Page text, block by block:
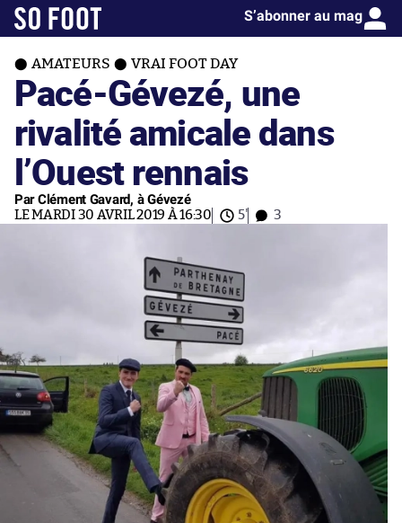
S’abonner au mag
AMATEURS VRAI FOOT DAY
Pacé-Gévezé, une
rivalité amicale dans
l’Ouest rennais
Par Clément Gavard, à Gévezé
LE MARDI 30 AVRIL 2019 À 16:30 5' 3